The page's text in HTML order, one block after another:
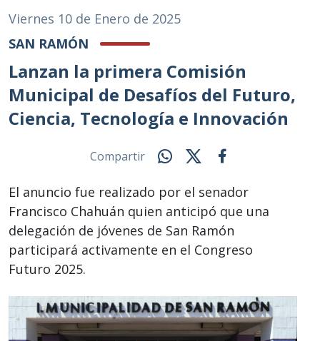
Viernes 10 de Enero de 2025
SAN RAMÓN
Lanzan la primera Comisión
Municipal de Desafíos del Futuro,
Ciencia, Tecnología e Innovación
Compartir
El anuncio fue realizado por el senador
Francisco Chahuán quien anticipó que una
delegación de jóvenes de San Ramón
participará activamente en el Congreso
Futuro 2025.